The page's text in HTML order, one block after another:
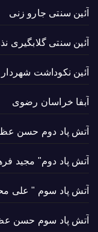
آئین سنتی جارو زنی
آئین سنتی گلابگیری
آئین نکوداشت
آبفا خراسان رضوی
آتش پاد دوم حسن
آتش پاد دوم" مجید
آتش پاد سوم " علی
آتش پاد سوم حسن